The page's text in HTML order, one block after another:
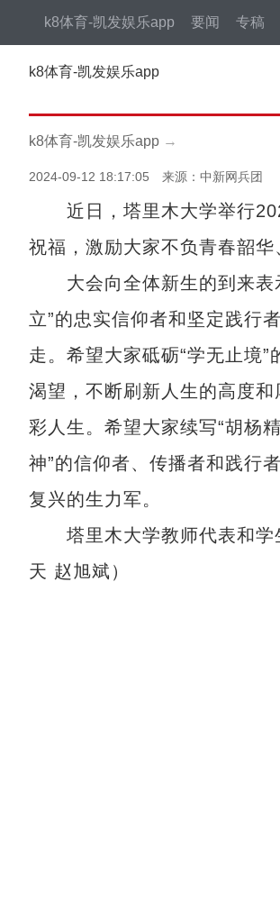
k8体育-凯发娱乐app 要闻 专稿
k8体育-凯发娱乐app
k8体育-凯发娱乐app →
2024-09-12 18:17:05 来源：中新网兵团
近日，塔里木大学举行
祝福，激励大家不负青春韶华
大会向全体新生的到来表示
立”的忠实信仰者和坚定践行
走。希望大家砥砺“学无止境
渴望，不断刷新人生的高度
彩人生。希望大家续写“胡杨
神”的信仰者、传播者和践行
复兴的生力军。
塔里木大学教师代表和学
天 赵旭斌）